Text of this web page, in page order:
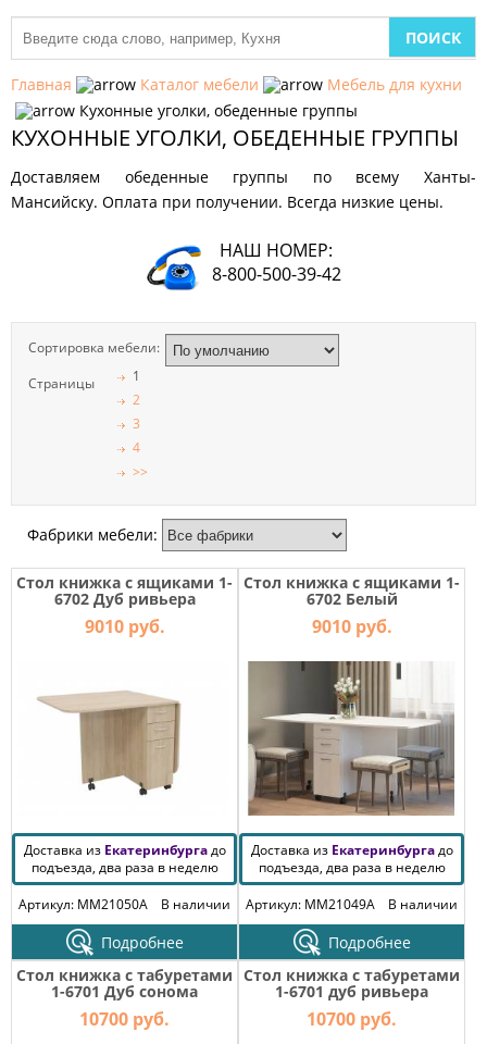
Главная Каталог мебели
Мебель для кухни
Кухонные уголки, обеденные группы
КУХОННЫЕ УГОЛКИ, ОБЕДЕННЫЕ ГРУППЫ
Доставляем обеденные группы по всему Ханты-
Мансийску. Оплата при получении. Всегда низкие цены.
НАШ НОМЕР:
8-800-500-39-42
Сортировка мебели:
Страницы
1
2
3
4
>>
Фабрики мебели:
Стол книжка с ящиками 1-
6702 Дуб ривьера
9010 руб.
Доставка из Екатеринбургадо
подъезда, два раза в неделю
Артикул: MM21050A
В наличии
Подробнее
Стол книжка с ящиками 1-
6702 Белый
9010 руб.
Доставка из Екатеринбургадо
подъезда, два раза в неделю
Артикул: MM21049A
В наличии
Подробнее
Стол книжка с табуретами
1-6701 Дуб сонома
10700 руб.
Стол книжка с табуретами
1-6701 дуб ривьера
10700 руб.
МЕБЕЛЬ
КУХНИ
ДЕТСКАЯ
МЯГКАЯ
МЕБЕЛЬ
ДЛЯ
МЕБЕЛЬ
ПРИХОЖЕЙ
КОМПЬЮТЕРНЫЕ
СТОЛЫ
МАТРАСЫ
МЕБЕЛЬ-
ТРАНСФОРМЕР
РАЗНАЯ
МЕБЕЛЬ
КОМОДЫ
ЖУРНАЛЬНЫЕ